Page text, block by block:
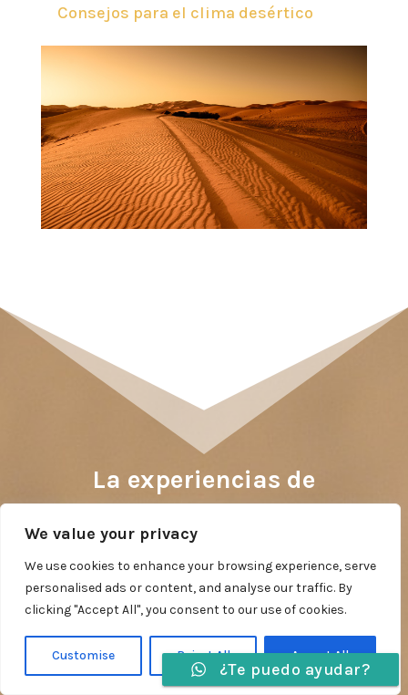
We value your privacy
We use cookies to enhance your browsing experience, serve
personalised ads or content, and analyse our traffic. By
clicking "Accept All", you consent to our use of cookies.
Customise Reject All Accept All
Consejos para el clima desértico
La experiencias de
nuestros clientes hablan
por nosotros.
La palabra de nuestros viajeros habla por
nosotros. Lee los testimonios de aquellos
Idiomas » ¿Te puedo ayudar?